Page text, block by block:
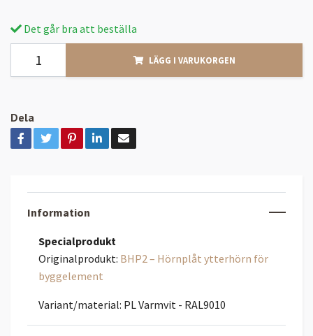
Det går bra att beställa
LÄGG I VARUKORGEN
Dela
Information
Specialprodukt
Originalprodukt: BHP2 – Hörnplåt ytterhörn för
byggelement
Variant/material: PL Varmvit - RAL9010